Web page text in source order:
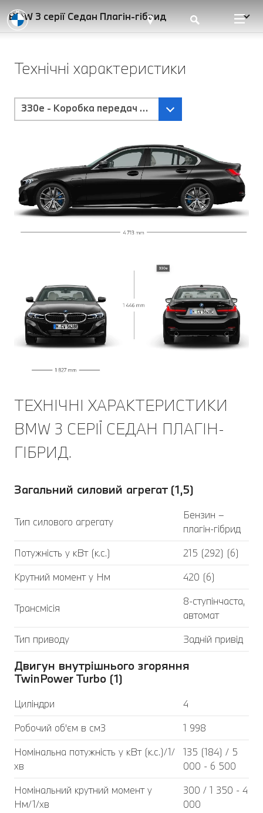
BMW 3 серії Седан Плагін-гібрид
Технічні характеристики
330e - Коробка передач Steptronic з пелюстками
ТЕХНІЧНІ ХАРАКТЕРИСТИКИ
BMW 3 СЕРІЇ СЕДАН ПЛАГІН-
ГІБРИД.
Загальний силовий агрегат (1,5)
Тип силового агрегату
Бензин –
плагін-гібрид
Потужність у кВт (к.с.)
215 (292) (6)
Крутний момент у Нм
420 (6)
Трансмісія
8-ступінчаста,
автомат
Тип приводу
Задній привід
Двигун внутрішнього згоряння
TwinPower Turbo (1)
Циліндри
4
Робочий об'єм в см3
1 998
Номінальна потужність у кВт (к.с.)/1/
хв
135 (184) / 5
000 - 6 500
Номінальний крутний момент у
Нм/1/хв
300 / 1 350 - 4
000